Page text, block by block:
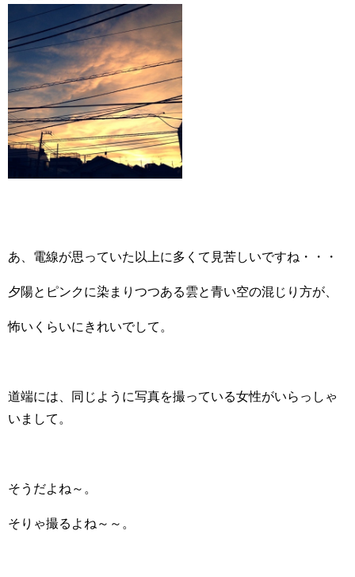
あ、電線が思っていた以上に多くて見苦しいですね・・・
夕陽とピンクに染まりつつある雲と青い空の混じり方が、
怖いくらいにきれいでして。
道端には、同じように写真を撮っている女性がいらっしゃ
いまして。
そうだよね～。
そりゃ撮るよね～～。